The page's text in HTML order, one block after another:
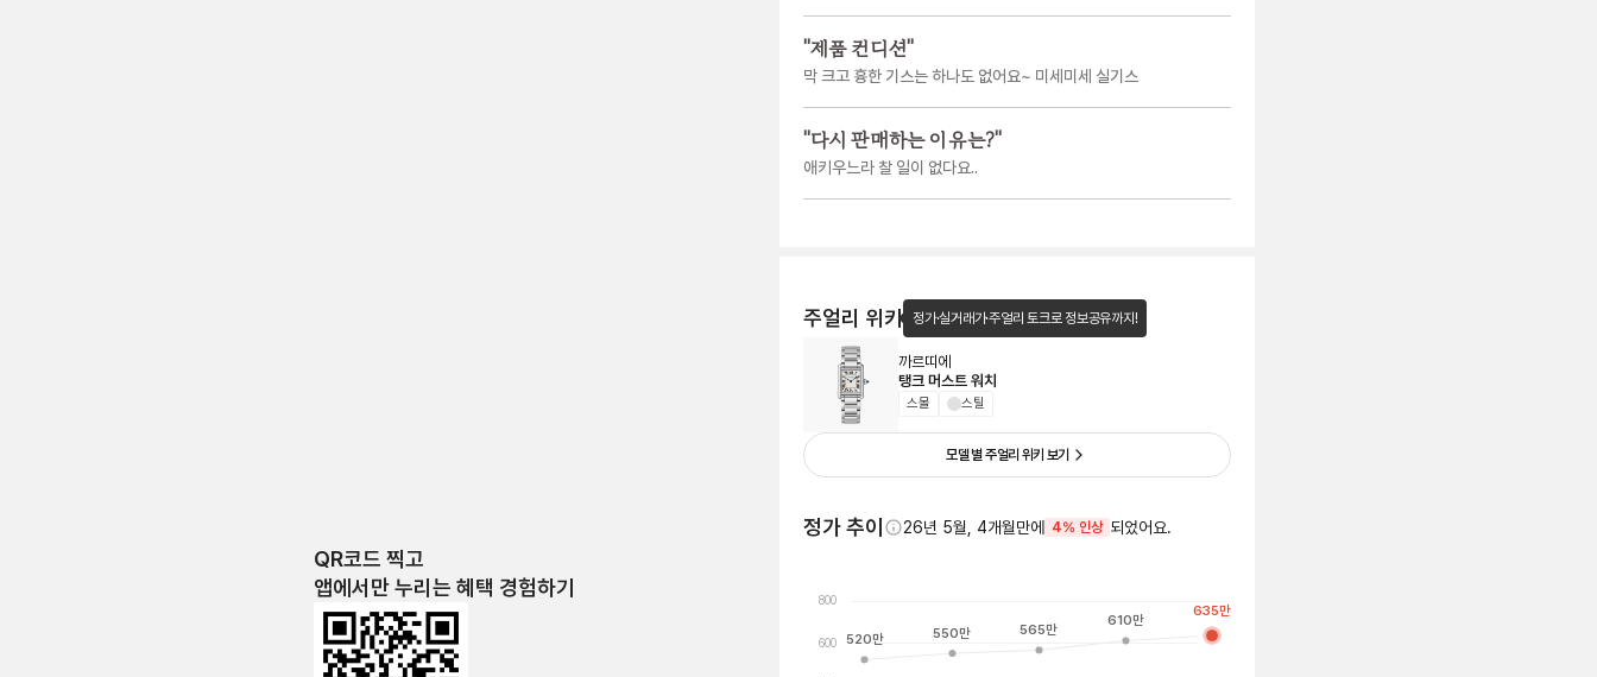
QR코드 찍고
앱에서만 누리는 혜택 경험하기
"제품 컨디션"
막 크고 흉한 기스는 하나도 없어요~ 미세미세 실기스
"다시 판매하는 이유는?"
애키우느라 찰 일이 없다요..
주얼리 위키 정가·실거래가·주얼리 토크로 정보공유까지!
까르띠에
탱크 머스트 워치
스몰 스틸
모델 별 주얼리 위키 보기
정가 추이 26년 5월, 4개월만에 4% 인상 되었어요.
600
800
520만 550만 565만
610만
635만